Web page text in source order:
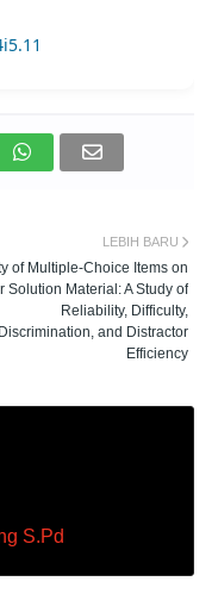
LEBIH BARU
of Multiple-Choice Items on
Solution Material: A Study of
Reliability, Difficulty,
Discrimination, and Distractor
Efficiency
S.Pd